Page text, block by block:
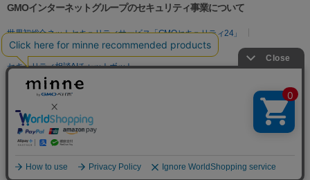
GMOインターネットグループのセキュリティ事業について
世界初総合ネットセキュリティサービス「GMOセキュリティ24」
パスワード漏洩診断
Webサイトリスク診断
セキュリティ相談AIチャットボット
実在証明・盗聴対策
サイバー攻撃対策（GMO Flatt Security）
セキュリティ事業の軌跡